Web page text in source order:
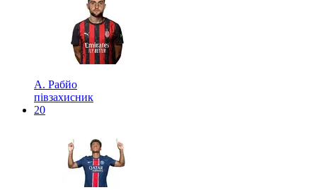
А. Рабйо
півзахисник
20